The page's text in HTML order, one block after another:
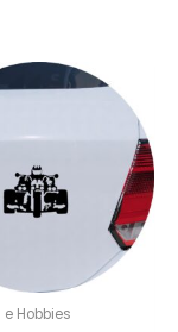
e Hobbies